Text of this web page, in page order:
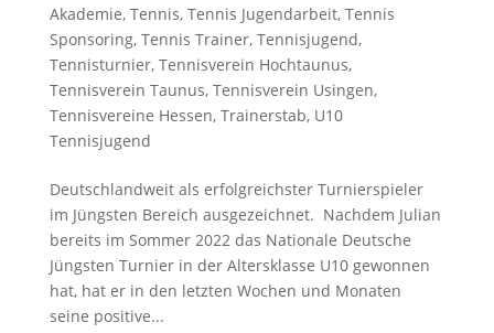
Akademie, Tennis, Tennis Jugendarbeit, Tennis
Sponsoring, Tennis Trainer, Tennisjugend,
Tennisturnier, Tennisverein Hochtaunus,
Tennisverein Taunus, Tennisverein Usingen,
Tennisvereine Hessen, Trainerstab, U10
Tennisjugend
Deutschlandweit als erfolgreichster Turnierspieler
im Jüngsten Bereich ausgezeichnet. Nachdem Julian
bereits im Sommer 2022 das Nationale Deutsche
Jüngsten Turnier in der Altersklasse U10 gewonnen
hat, hat er in den letzten Wochen und Monaten
seine positive...